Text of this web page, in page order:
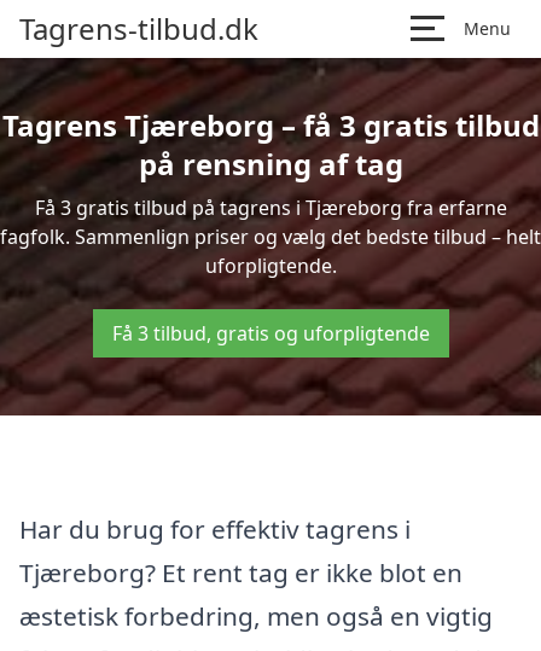
Tagrens-tilbud.dk Menu
Tagrens Tjæreborg – få 3 gratis tilbud
på rensning af tag
Få 3 gratis tilbud på tagrens i Tjæreborg fra erfarne
fagfolk. Sammenlign priser og vælg det bedste tilbud – helt
uforpligtende.
Få 3 tilbud, gratis og uforpligtende
Har du brug for effektiv tagrens i
Tjæreborg? Et rent tag er ikke blot en
æstetisk forbedring, men også en vigtig